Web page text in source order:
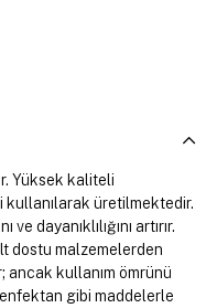
Yüksek kaliteli
üretilmektedir.
dayanıklılığını artırır.
dostu malzemelerden
ancak kullanım ömrünü
gibi maddelerle